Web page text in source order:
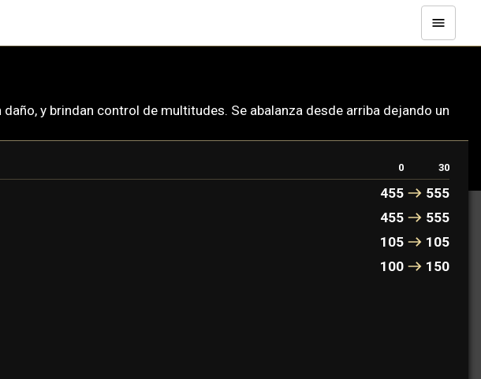
y brindan control de multitudes. Se abalanza desde arriba dejando un
0 30
455
555
455
555
105
105
100 150